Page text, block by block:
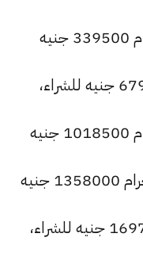
أسعار الذهب عيار 21 وزن 50 جرام 339500 جنيه
سعر عيار 21 وزن 100 جرام 679000 جنيه للشراء،
سعر الذهب عيار 21 وزن 150 جرام 1018500 جنيه
أسعار الذهب عيار 21 وزن 200 جرام 1358000 جنيه
سعر عيار 21 وزن 250 جرام 1697500 جنيه للشراء،